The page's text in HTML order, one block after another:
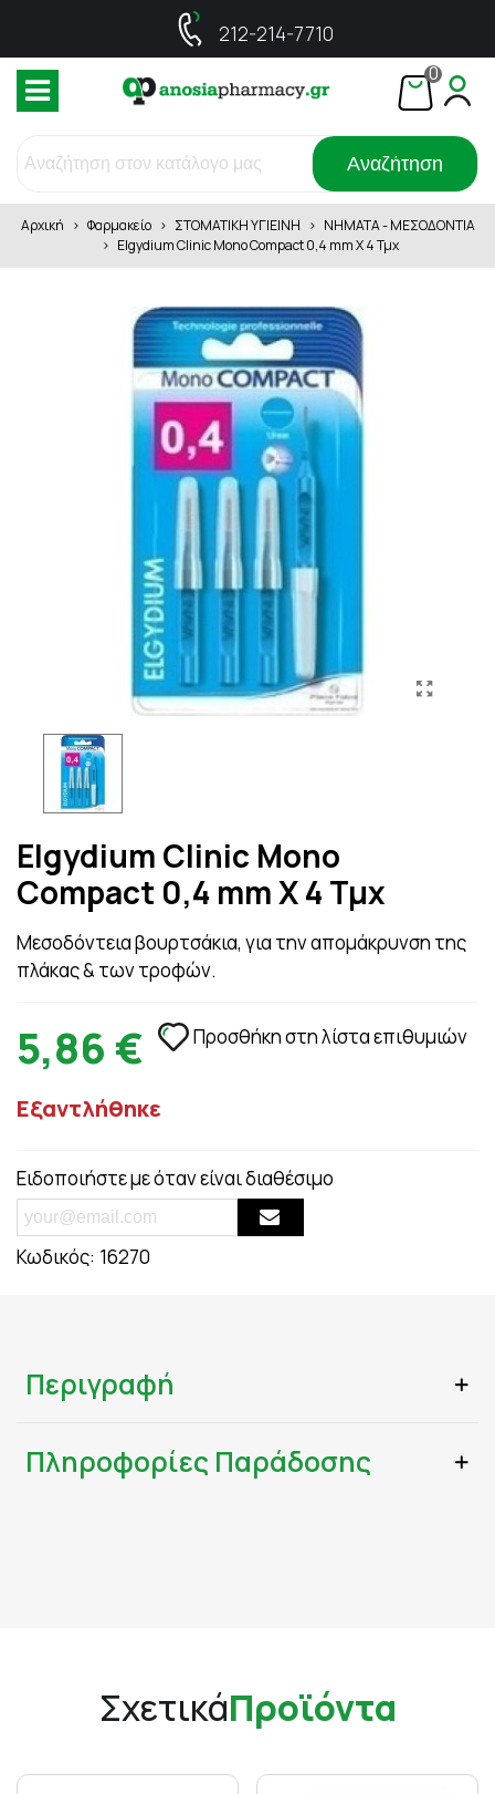
212-214-7710
0
Αναζήτηση
Αρχική > Φαρμακείο > ΣΤΟΜΑΤΙΚΗ ΥΓΙΕΙΝΗ > ΝΗΜΑΤΑ - ΜΕΣΟΔΟΝΤΙΑ
> Elgydium Clinic Mono Compact 0,4 mm X 4 Τμχ
Elgydium Clinic Mono
Compact 0,4 mm X 4 Τμχ
Μεσοδόντεια βουρτσάκια, για την απομάκρυνση της
πλάκας & των τροφών.
5,86 € Προσθήκη στη λίστα επιθυμιών
Εξαντλήθηκε
Ειδοποιήστε με όταν είναι διαθέσιμο
Κωδικός: 16270
Περιγραφή
Πληροφορίες Παράδοσης
ΣχετικάΠροϊόντα